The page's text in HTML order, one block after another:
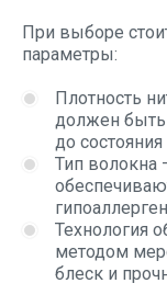
При выборе
параметры:
Плотность
должен
до
Тип волокна
Технология
методом
блеск и